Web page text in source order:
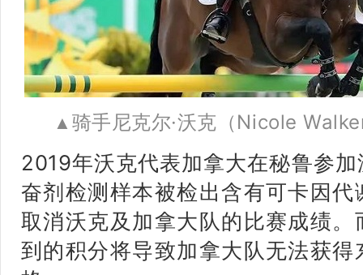
▲ 骑手尼克尔·沃克（Nicole
2019年沃克代表加拿大在秘鲁参
奋剂检测样本被检出含有可卡因
取消沃克及加拿大队的比赛成绩。
到的积分将导致加拿大队无法获